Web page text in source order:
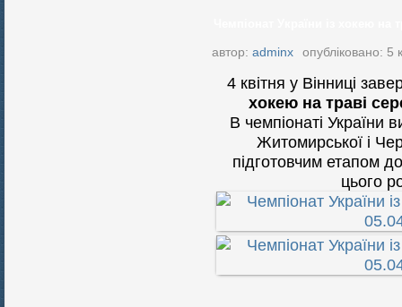
автор: adminx опубліковано: 5
4 квітня у Вінниці
хокею на траві
В чемпіонаті України
Житомирської і
підготовчим етапом
цього